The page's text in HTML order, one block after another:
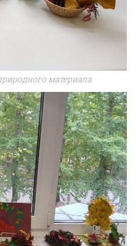
материала